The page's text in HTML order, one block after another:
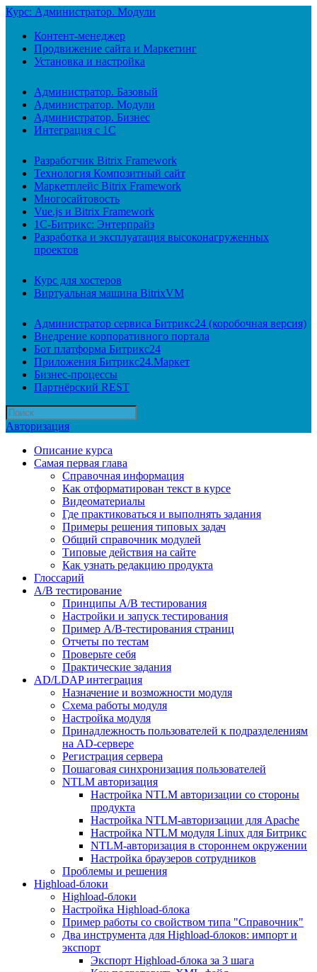
Курс: Администратор. Модули
Контент-менеджер
Продвижение сайта и Маркетинг
Установка и настройка
Администратор. Базовый
Администратор. Модули
Администратор. Бизнес
Интеграция с 1С
Разработчик Bitrix Framework
Технология Композитный сайт
Маркетплейс Bitrix Framework
Многосайтовость
Vue.js и Bitrix Framework
1С-Битрикс: Энтерпрайз
Разработка и эксплуатация высоконагруженных
проектов
Курс для хостеров
Виртуальная машина BitrixVM
Администратор сервиса Битрикс24 (коробочная версия)
Внедрение корпоративного портала
Бот платформа Битрикс24
Приложения Битрикс24.Маркет
Бизнес-процессы
Партнёрский REST
Авторизация
Описание курса
Самая первая глава
Справочная информация
Как отформатирован текст в курсе
Видеоматериалы
Где практиковаться и выполнять задания
Примеры решения типовых задач
Общий справочник модулей
Типовые действия на сайте
Как узнать редакцию продукта
Глоссарий
A/B тестирование
Принципы A/B тестирования
Настройки и запуск тестирования
Пример A/B-тестирования страниц
Отчеты по тестам
Проверьте себя
Практические задания
AD/LDAP интеграция
Назначение и возможности модуля
Схема работы модуля
Настройка модуля
Принадлежность пользователей к подразделениям
на AD-сервере
Регистрация сервера
Пошаговая синхронизация пользователей
NTLM авторизация
Настройка NTLM авторизации со стороны
продукта
Настройка NTLM-авторизации для Apache
Настройка NTLM модуля Linux для Битрикс
NTLM-авторизация в стороннем окружении
Настройка браузеров сотрудников
Проблемы и решения
Highload-блоки
Highload-блоки
Настройка Highload-блока
Пример работы со свойством типа "Справочник"
Два инструмента для Highload-блоков: импорт и
экспорт
Экспорт Highload-блока за 3 шага